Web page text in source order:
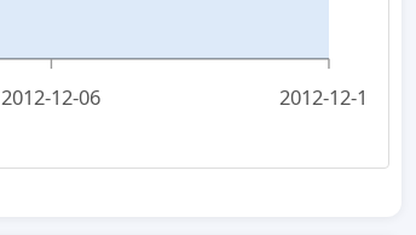
2012-12-06 2012-12-11